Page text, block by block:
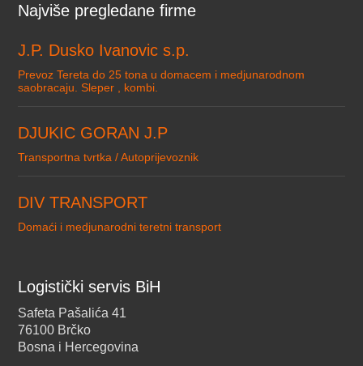
Najviše pregledane firme
J.P. Dusko Ivanovic s.p.
Prevoz Tereta do 25 tona u domacem i medjunarodnom
saobracaju. Sleper , kombi.
DJUKIC GORAN J.P
Transportna tvrtka / Autoprijevoznik
DIV TRANSPORT
Domaći i medjunarodni teretni transport
Logistički servis BiH
Safeta Pašalića 41
76100 Brčko
Bosna i Hercegovina